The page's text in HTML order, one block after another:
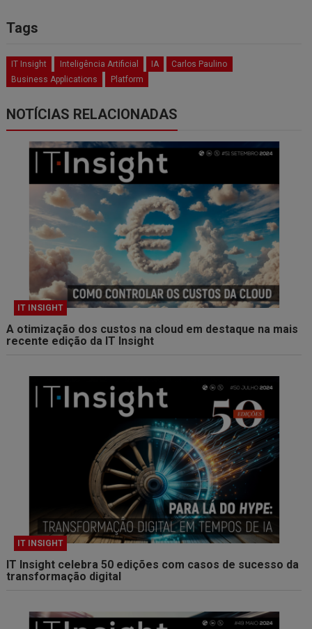
Tags
IT Insight Inteligência Artificial IA
Carlos Paulino
Business Applications
Platform
NOTÍCIAS RELACIONADAS
IT INSIGHT
A otimização dos custos na cloud em destaque na mais
recente edição da IT Insight
IT INSIGHT
IT Insight celebra 50 edições com casos de sucesso da
transformação digital